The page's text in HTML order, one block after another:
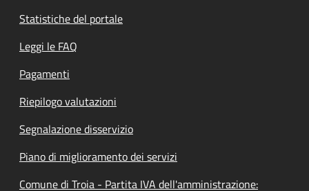
Statistiche del portale
Leggi le FAQ
Pagamenti
Riepilogo valutazioni
Segnalazione disservizio
Piano di miglioramento dei servizi
Comune di Troia - Partita IVA dell'amministrazione: